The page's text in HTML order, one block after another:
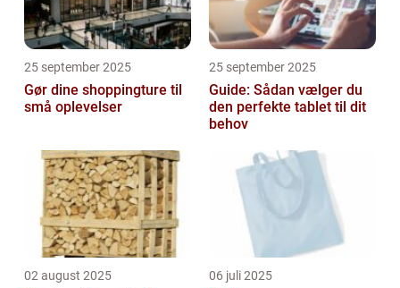
25 september 2025
Gør dine shoppingture til
små oplevelser
25 september 2025
Guide: Sådan vælger du
den perfekte tablet til dit
behov
02 august 2025 06 juli 2025